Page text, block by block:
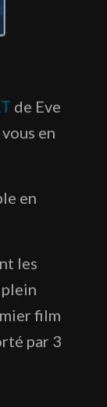
de Eve
en
en
les
plein
film
par 3